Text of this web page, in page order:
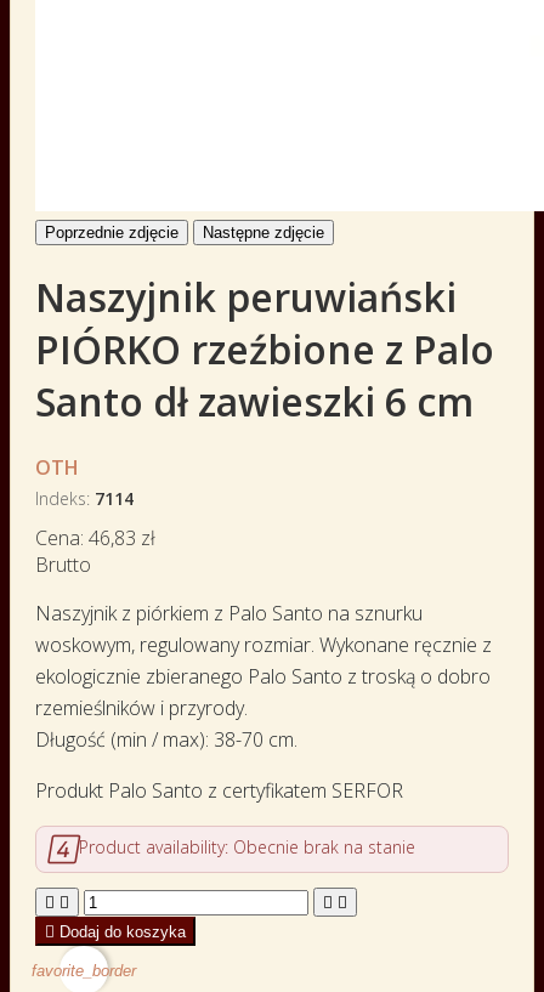
Poprzednie zdjęcie Następne zdjęcie
Naszyjnik peruwiański
PIÓRKO rzeźbione z Palo
Santo dł zawieszki 6 cm
OTH
Indeks 7114
Cena: 46,83 zł
Brutto
Naszyjnik z piórkiem z Palo Santo na sznurku
woskowym, regulowany rozmiar. Wykonane ręcznie z
ekologicznie zbieranego Palo Santo z troską o dobro
rzemieślników i przyrody.
Długość (min / max): 38-70 cm.
Produkt Palo Santo z certyfikatem SERFOR
Product availability: Obecnie brak na stanie
   
 Dodaj do koszyka
favorite_border